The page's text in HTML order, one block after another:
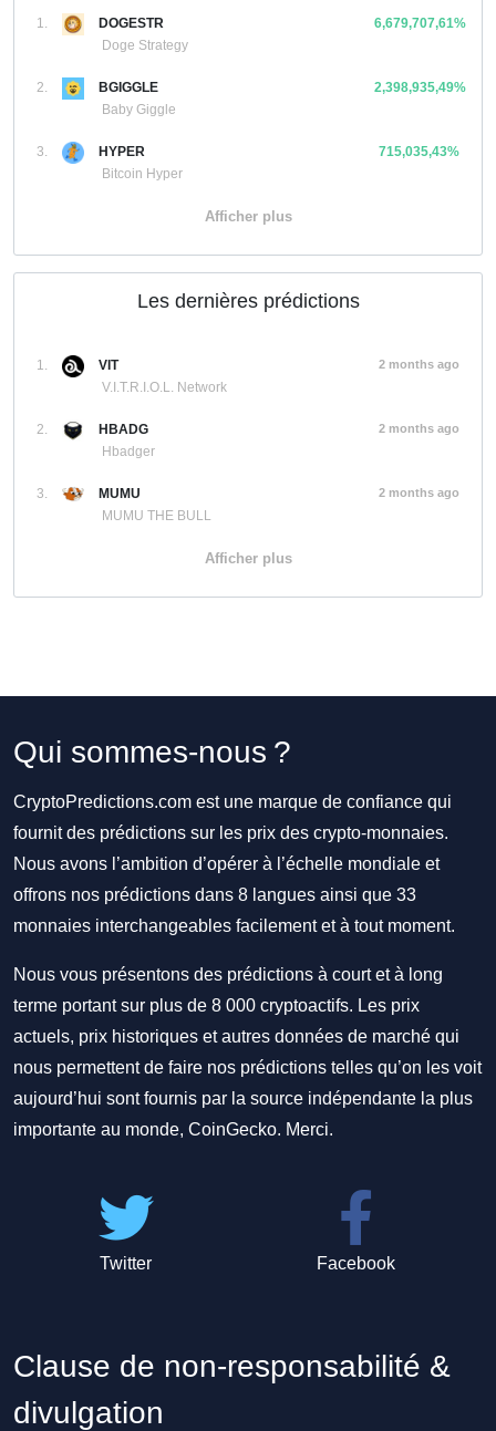
1.
DOGESTR
Doge Strategy
6,679,707,61%
2.
BGIGGLE
Baby Giggle
2,398,935,49%
3.
HYPER
Bitcoin Hyper
715,035,43%
Afficher plus
Les dernières prédictions
1.
VIT
V.I.T.R.I.O.L. Network
2 months ago
2.
HBADG
Hbadger
2 months ago
3.
MUMU
MUMU THE BULL
2 months ago
Afficher plus
Qui sommes-nous ?
CryptoPredictions.com est une marque de confiance qui
fournit des prédictions sur les prix des crypto-monnaies.
Nous avons l’ambition d’opérer à l’échelle mondiale et
offrons nos prédictions dans 8 langues ainsi que 33
monnaies interchangeables facilement et à tout moment.
Nous vous présentons des prédictions à court et à long
terme portant sur plus de 8 000 cryptoactifs. Les prix
actuels, prix historiques et autres données de marché qui
nous permettent de faire nos prédictions telles qu’on les voit
aujourd’hui sont fournis par la source indépendante la plus
importante au monde, CoinGecko. Merci.
Twitter Facebook
Clause de non-responsabilité &
divulgation